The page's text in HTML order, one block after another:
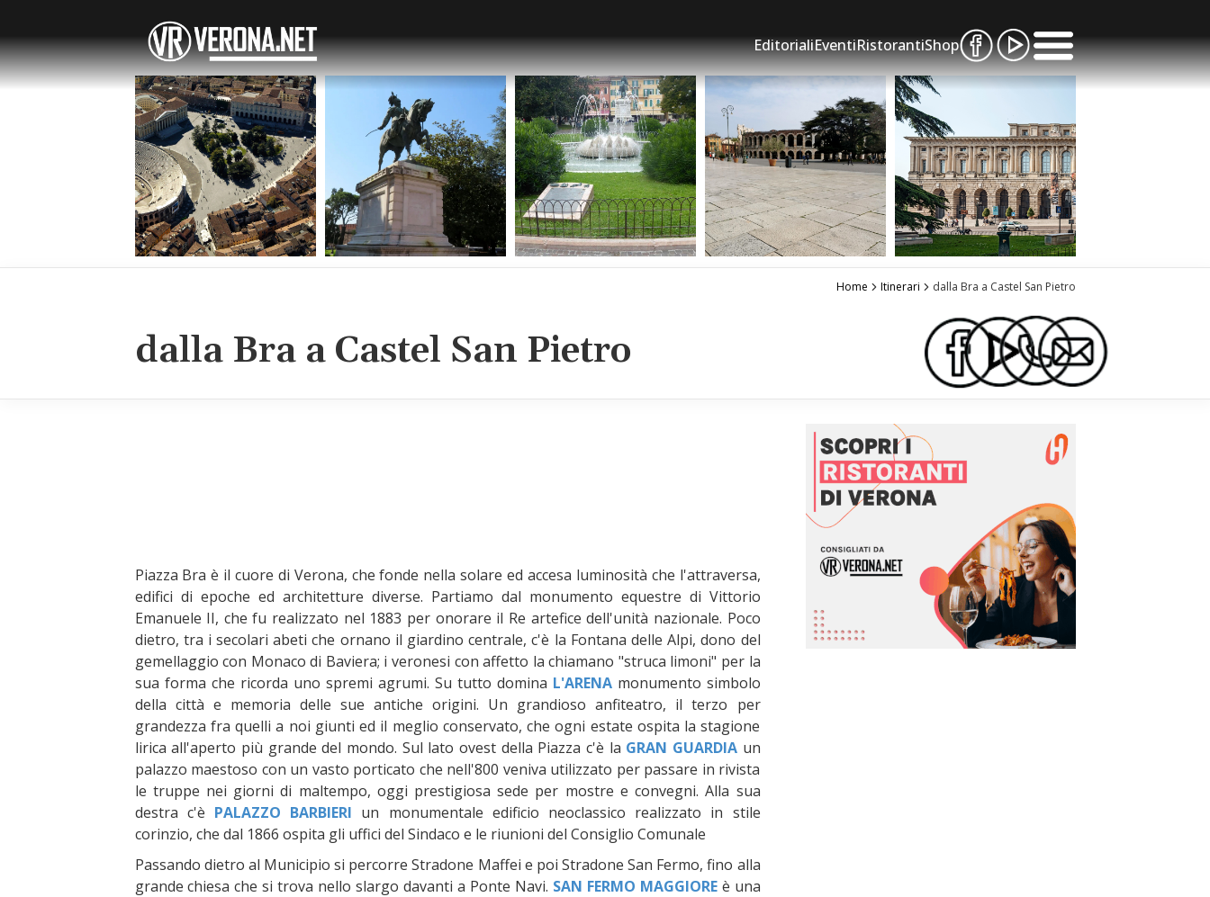
EditorialiEventiRistorantiShop
Home Itinerari dalla Bra a Castel San Pietro
dalla Bra a Castel San Pietro
Piazza Bra è il cuore di Verona, che fonde nella solare ed accesa luminosità che l'attraversa,
edifici di epoche ed architetture diverse. Partiamo dal monumento equestre di Vittorio
Emanuele II, che fu realizzato nel 1883 per onorare il Re artefice dell'unità nazionale. Poco
dietro, tra i secolari abeti che ornano il giardino centrale, c'è la Fontana delle Alpi, dono del
gemellaggio con Monaco di Baviera; i veronesi con affetto la chiamano "struca limoni" per la
sua forma che ricorda uno spremi agrumi. Su tutto domina L'ARENA monumento simbolo
della città e memoria delle sue antiche origini. Un grandioso anfiteatro, il terzo per
grandezza fra quelli a noi giunti ed il meglio conservato, che ogni estate ospita la stagione
lirica all'aperto più grande del mondo. Sul lato ovest della Piazza c'è la GRAN GUARDIAun
palazzo maestoso con un vasto porticato che nell'800 veniva utilizzato per passare in rivista
le truppe nei giorni di maltempo, oggi prestigiosa sede per mostre e convegni. Alla sua
destra c'è PALAZZO BARBIERI un monumentale edificio neoclassico realizzato in stile
corinzio, che dal 1866 ospita gli uffici del Sindaco e le riunioni del Consiglio Comunale
Passando dietro al Municipio si percorre Stradone Maffei e poi Stradone San Fermo, fino alla
grande chiesa che si trova nello slargo davanti a Ponte Navi. SAN FERMO MAGGIOREè una